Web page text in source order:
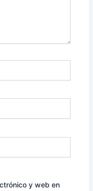
y web en